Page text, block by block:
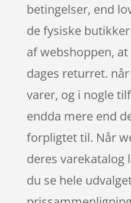
betingelser, end
de fysiske
af webshoppen,
dages returret.
varer, og i nogle
endda mere end
forpligtet til. Når
deres varekatalog
du se hele